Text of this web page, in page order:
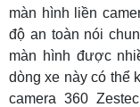
màn hình liền
độ an toàn nói
màn hình được
dòng xe này có thể
camera 360